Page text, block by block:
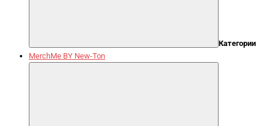
Категории
MerchMe BY New-Ton